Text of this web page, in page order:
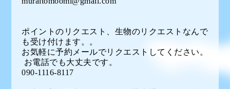
ポイントのリクエスト、生物のリクエストなんで
も受け付けます。。
お気軽に予約メールでリクエストしてください。
お電話でも大丈夫です。
090-1116-8117